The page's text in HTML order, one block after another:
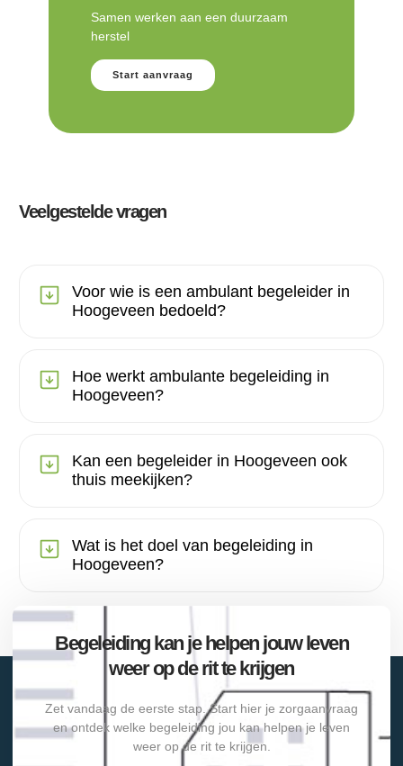
Samen werken aan een duurzaam
herstel
Start aanvraag
Veelgestelde vragen
Voor wie is een ambulant begeleider in
Hoogeveen bedoeld?
Hoe werkt ambulante begeleiding in
Hoogeveen?
Kan een begeleider in Hoogeveen ook
thuis meekijken?
Wat is het doel van begeleiding in
Hoogeveen?
Begeleiding kan je helpen jouw leven
weer op de rit te krijgen
Zet vandaag de eerste stap. Start hier je zorgaanvraag
en ontdek welke begeleiding jou kan helpen je leven
weer op de rit te krijgen.